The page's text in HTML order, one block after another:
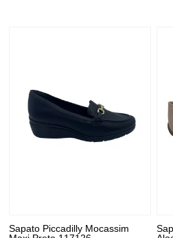
Sapato Piccadilly Mocassim